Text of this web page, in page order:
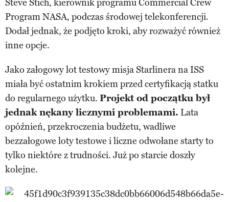
Steve Stich, kierownik programu Commercial Crew
Program NASA, podczas środowej telekonferencji.
Dodał jednak, że podjęto kroki, aby rozważyć również
inne opcje.
Jako załogowy lot testowy misja Starlinera na ISS
miała być ostatnim krokiem przed certyfikacją statku
do regularnego użytku. Projekt od początku był
jednak nękany licznymi problemami. Lata
opóźnień, przekroczenia budżetu, wadliwe
bezzałogowe loty testowe i liczne odwołane starty to
tylko niektóre z trudności. Już po starcie doszły
kolejne.